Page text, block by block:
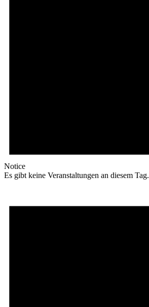
Notice
Es gibt keine Veranstaltungen an diesem Tag.